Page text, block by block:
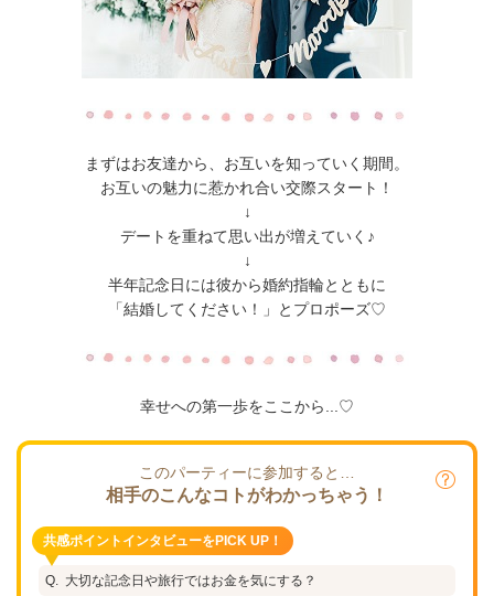
まずはお友達から、お互いを知っていく期間。
お互いの魅力に惹かれ合い交際スタート！
↓
デートを重ねて思い出が増えていく♪
↓
半年記念日には彼から婚約指輪とともに
「結婚してください！」とプロポーズ♡
幸せへの第一歩をここから...♡
このパーティーに参加すると…
相手のこんなコトがわかっちゃう！
共感ポイントインタビューをPICK UP！
大切な記念日や旅行ではお金を気にする？